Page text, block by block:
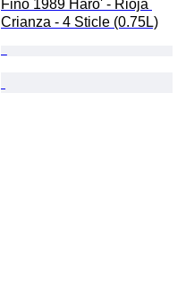
Fino 1989 Haro' - Rioja
Crianza - 4 Sticle (0.75L)